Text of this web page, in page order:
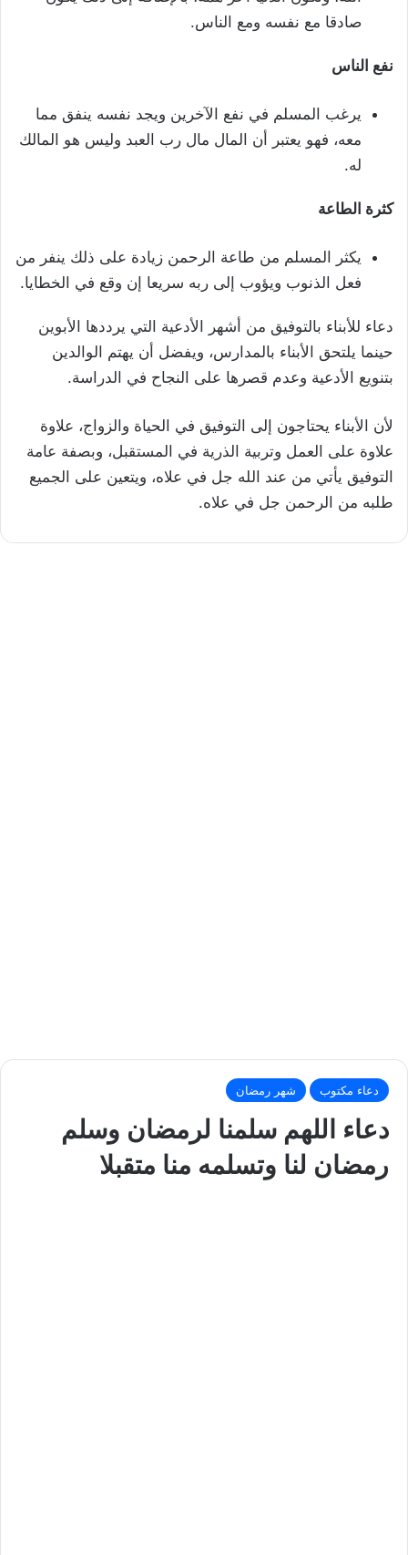
صادقا مع نفسه ومع الناس.
نفع الناس
يرغب المسلم في نفع الآخرين ويجد نفسه ينفق مما
معه، فهو يعتبر أن المال مال رب العبد وليس هو المالك
له.
كثرة الطاعة
يكثر المسلم من طاعة الرحمن زيادة على ذلك ينفر من
فعل الذنوب ويؤوب إلى ربه سريعا إن وقع في الخطايا.
دعاء للأبناء بالتوفيق من أشهر الأدعية التي يرددها الأبوين
حينما يلتحق الأبناء بالمدارس، ويفضل أن يهتم الوالدين
بتنويع الأدعية وعدم قصرها على النجاح في الدراسة.
لأن الأبناء يحتاجون إلى التوفيق في الحياة والزواج، علاوة
علاوة على العمل وتربية الذرية في المستقبل، وبصفة عامة
التوفيق يأتي من عند الله جل في علاه، ويتعين على الجميع
طلبه من الرحمن جل في علاه.